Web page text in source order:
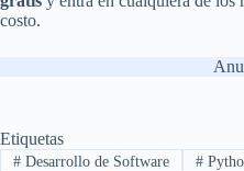
costo.
Etiquetas
#Desarrollo de Software #